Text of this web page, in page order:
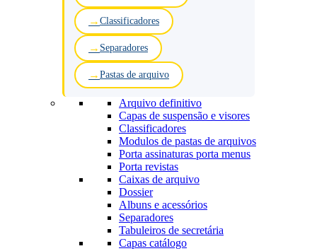
Classificadores
Separadores
Pastas de arquivo
Arquivo definitivo
Capas de suspensão e visores
Classificadores
Modulos de pastas de arquivos
Porta assinaturas porta menus
Porta revistas
Caixas de arquivo
Dossier
Albuns e acessórios
Separadores
Tabuleiros de secretária
Capas catálogo